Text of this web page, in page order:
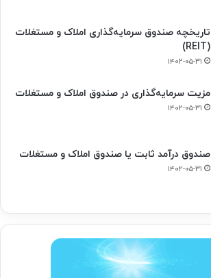
تاریخچه صندوق سرمایه‌گذاری املاک و مستغلات
(REIT)
۱۴۰۲-۰۵-۳۱
مزیت سرمایه‌گذاری در صندوق املاک و مستغلات
۱۴۰۲-۰۵-۳۱
صندوق درآمد ثابت یا صندوق املاک و مستغلات
۱۴۰۲-۰۵-۳۱